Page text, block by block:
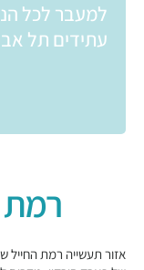
למעבר לכל
עתידים תל
רמת
אזור תעשייה רמת החייל